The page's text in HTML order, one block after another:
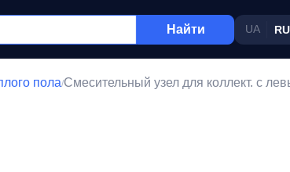
Найти UA RU
пола/Смесительный узел для коллект. с